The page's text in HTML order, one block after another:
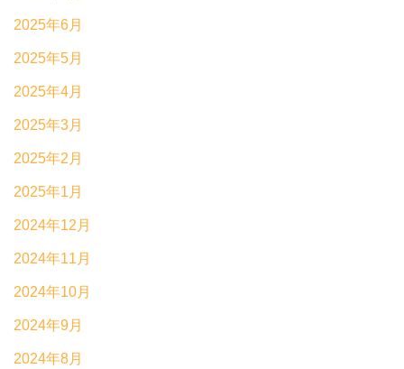
2025年6月
2025年5月
2025年4月
2025年3月
2025年2月
2025年1月
2024年12月
2024年11月
2024年10月
2024年9月
2024年8月